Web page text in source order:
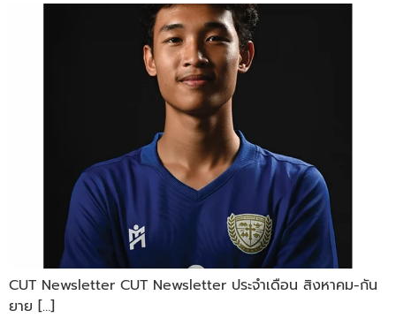
CUT Newsletter CUT Newsletter ประจำเดือน สิงหาคม-กัน
ยาย […]